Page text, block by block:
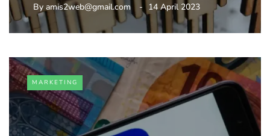
By amis2web@gmail.com 14 April 2023
MARKETING